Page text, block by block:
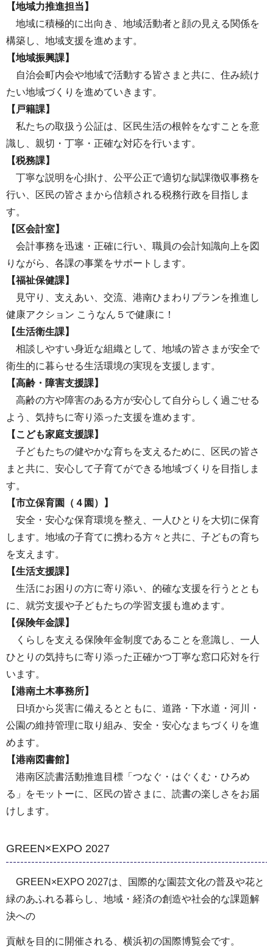
【地域力推進担当】
地域に積極的に出向き、地域活動者と顔の見える関係を
構築し、地域支援を進めます。
【地域振興課】
自治会町内会や地域で活動する皆さまと共に、住み続け
たい地域づくりを進めていきます。
【戸籍課】
私たちの取扱う公証は、区民生活の根幹をなすことを意
識し、親切・丁寧・正確な対応を行います。
【税務課】
丁寧な説明を心掛け、公平公正で適切な賦課徴収事務を
行い、区民の皆さまから信頼される税務行政を目指しま
す。
【区会計室】
会計事務を迅速・正確に行い、職員の会計知識向上を図
りながら、各課の事業をサポートします。
【福祉保健課】
見守り、支えあい、交流、港南ひまわりプランを推進し
健康アクション こうなん５で健康に！
【生活衛生課】
相談しやすい身近な組織として、地域の皆さまが安全で
衛生的に暮らせる生活環境の実現を支援します。
【高齢・障害支援課】
高齢の方や障害のある方が安心して自分らしく過ごせる
よう、気持ちに寄り添った支援を進めます。
【こども家庭支援課】
子どもたちの健やかな育ちを支えるために、区民の皆さ
まと共に、安心して子育てができる地域づくりを目指しま
す。
【市立保育園（４園）】
安全・安心な保育環境を整え、一人ひとりを大切に保育
します。地域の子育てに携わる方々と共に、子どもの育ち
を支えます。
【生活支援課】
生活にお困りの方に寄り添い、的確な支援を行うととも
に、就労支援や子どもたちの学習支援も進めます。
【保険年金課】
くらしを支える保険年金制度であることを意識し、一人
ひとりの気持ちに寄り添った正確かつ丁寧な窓口応対を行
います。
【港南土木事務所】
日頃から災害に備えるとともに、道路・下水道・河川・
公園の維持管理に取り組み、安全・安心なまちづくりを進
めます。
【港南図書館】
港南区読書活動推進目標「つなぐ・はぐくむ・ひろめ
る」をモットーに、区民の皆さまに、読書の楽しさをお届
けします。
GREEN×EXPO 2027
GREEN×EXPO 2027は、国際的な園芸文化の普及や花と
緑のあふれる暮らし、地域・経済の創造や社会的な課題解
決への
貢献を目的に開催される、横浜初の国際博覧会です。